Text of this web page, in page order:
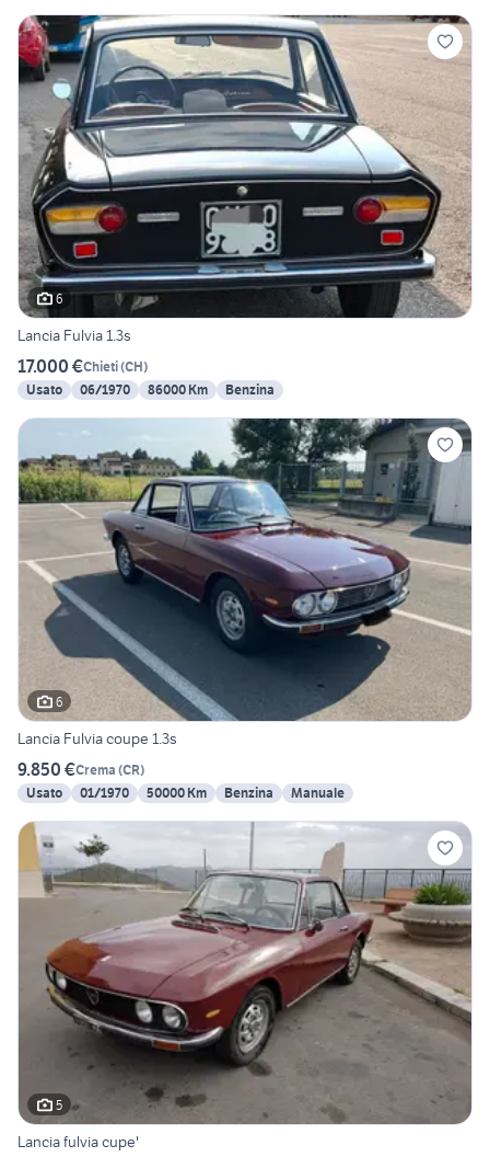
6
Lancia Fulvia 1.3s
17.000 €Chieti(CH)
Usato
06/1970 86000 Km Benzina
6
Lancia Fulvia coupe 1.3s
9.850 €Crema (CR)
Usato
01/1970 50000 Km Benzina Manuale
5
Lancia fulvia cupe'